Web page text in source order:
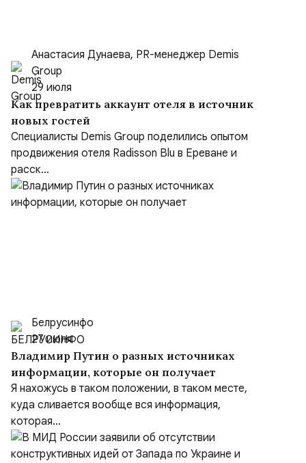
Анастасия Дунаева, PR-менеджер Demis
Group
29 июля
Как превратить аккаунт отеля в источник
новых гостей
Специалисты Demis Group поделились опытом
продвижения отеля Radisson Blu в Ереване и
расск...
Белрусинфо
27 июля
Владимир Путин о разных источниках
информации, которые он получает
Я нахожусь в таком положении, в таком месте,
куда сливается вообще вся информация,
которая...